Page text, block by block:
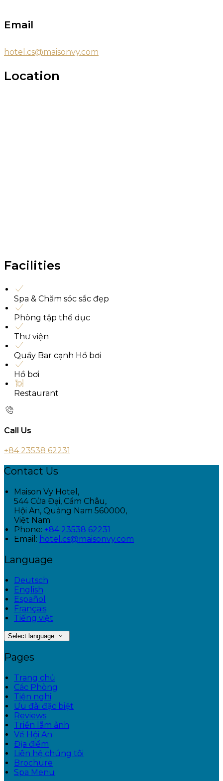
Email
hotel.cs@maisonvy.com
Location
Facilities
Spa & Chăm sóc sắc đẹp
Phòng tập thể dục
Thư viện
Quầy Bar cạnh Hồ bơi
Hồ bơi
Restaurant
Call Us
+84 23538 62231
Contact Us
Maison Vy Hotel,
544 Cửa Đại, Cẩm Châu,
Hội An, Quảng Nam 560000,
Việt Nam
Phone: +84 23538 62231
Email: hotel.cs@maisonvy.com
Language
Deutsch
English
Español
Français
Tiếng việt
Select language
Pages
Trang chủ
Các Phòng
Tiện nghi
Ưu đãi đặc biệt
Reviews
Triển lãm ảnh
Về Hội An
Địa điểm
Liên hệ chúng tôi
Brochure
Spa Menu